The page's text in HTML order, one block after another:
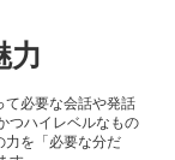
力
て必要な会話や発話
つハイレベルなもの
力を「必要な分だ